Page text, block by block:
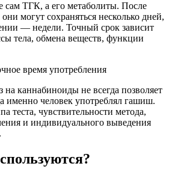
ТГК, а его метаболиты. После
могут сохраняться несколько дней,
— недели. Точный срок зависит
тела, обмена веществ, функции
время употребления
каннабиноиды не всегда позволяет
именно человек употреблял гашиш.
теста, чувствительности метода,
и индивидуального выведения